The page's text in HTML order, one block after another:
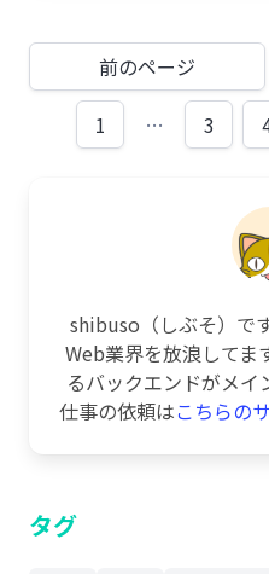
前のページ
1
… 3
shibuso（しぶそ）で
Web業界を放浪してま
るバックエンドがメイ
仕事の依頼はこちらの
タグ